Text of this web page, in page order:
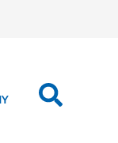
- LinkedIn